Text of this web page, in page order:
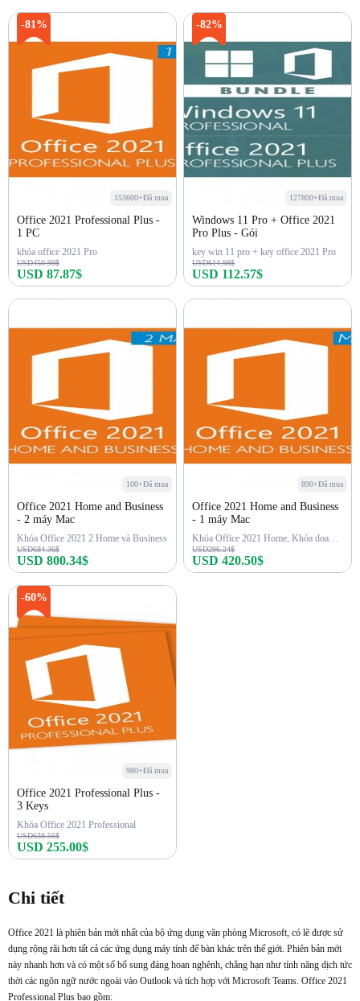
-81%
153600+Đã mua
Office 2021 Professional Plus -
1 PC
khóa office 2021 Pro
USD450.99$
USD 87.87$
-82%
127800+Đã mua
Windows 11 Pro + Office 2021
Pro Plus - Gói
key win 11 pro + key office 2021 Pro
USD614.98$
USD 112.57$
100+Đã mua
Office 2021 Home and Business
- 2 máy Mac
Khóa Office 2021 2 Home và Business
USD684.36$
USD 800.34$
890+Đã mua
Office 2021 Home and Business
- 1 máy Mac
Khóa Office 2021 Home, Khóa doanh nghiệp
USD296.24$
USD 420.50$
-60%
980+Đã mua
Office 2021 Professional Plus -
3 Keys
Khóa Office 2021 Professional
USD638.56$
USD 255.00$
Chi tiết
Office 2021 là phiên bản mới nhất của bộ ứng dụng văn phòng Microsoft, có lẽ được sử
dụng rộng rãi hơn tất cả các ứng dụng máy tính để bàn khác trên thế giới. Phiên bản mới
này nhanh hơn và có một số bổ sung đáng hoan nghênh, chẳng hạn như tính năng dịch tức
thời các ngôn ngữ nước ngoài vào Outlook và tích hợp với Microsoft Teams. Office 2021
Professional Plus bao gồm: